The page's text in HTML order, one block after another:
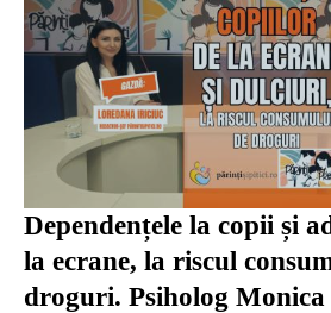
Dependențele la copii și
la ecrane, la riscul
droguri. Psiholog Monica